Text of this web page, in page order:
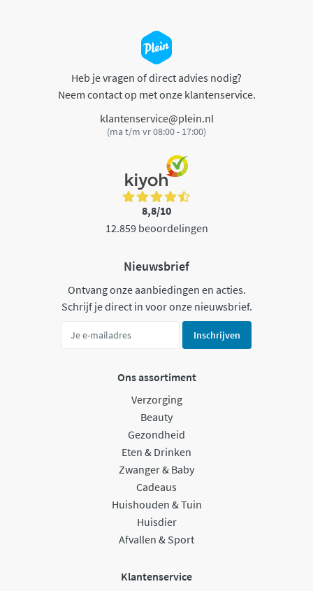
Heb je vragen of direct advies nodig?
Neem contact op met onze klantenservice.
klantenservice@plein.nl
(ma t/m vr 08:00 - 17:00)
8,8/10
12.859 beoordelingen
Nieuwsbrief
Ontvang onze aanbiedingen en acties.
Schrijf je direct in voor onze nieuwsbrief.
Inschrijven
Ons assortiment
Verzorging
Beauty
Gezondheid
Eten & Drinken
Zwanger & Baby
Cadeaus
Huishouden & Tuin
Huisdier
Afvallen & Sport
Klantenservice